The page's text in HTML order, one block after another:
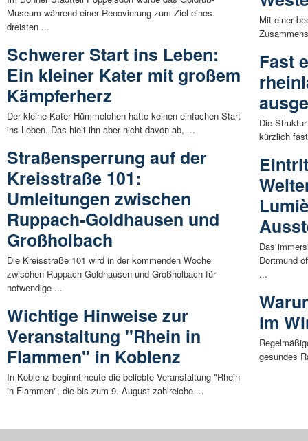
Museum während einer Renovierung zum Ziel eines
dreisten ...
Schwerer Start ins Leben:
Ein kleiner Kater mit großem
Kämpferherz
Der kleine Kater Hümmelchen hatte keinen einfachen Start
ins Leben. Das hielt ihn aber nicht davon ab, ...
Straßensperrung auf der
Kreisstraße 101:
Umleitungen zwischen
Ruppach-Goldhausen und
Großholbach
Die Kreisstraße 101 wird in der kommenden Woche
zwischen Ruppach-Goldhausen und Großholbach für
notwendige ...
Wichtige Hinweise zur
Veranstaltung "Rhein in
Flammen" in Koblenz
In Koblenz beginnt heute die beliebte Veranstaltung "Rhein
in Flammen", die bis zum 9. August zahlreiche ...
Mit einer
Fast
Die
kürzlich
Das
Dortmund
...
im
gesundes